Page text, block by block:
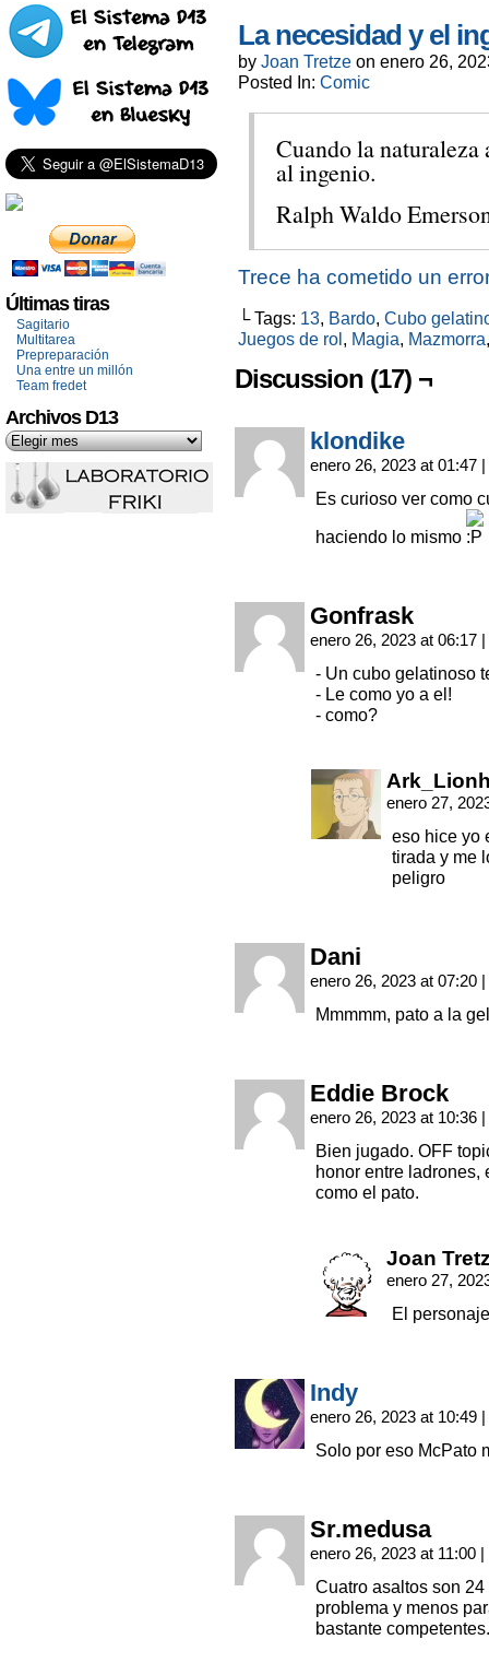
Últimas tiras
Sagitario
Multitarea
Prepreparación
Una entre un millón
Team fredet
Archivos D13
La necesidad y el
by Joan Tretze on enero 26,
Posted In: Comic
Cuando la naturaleza
al ingenio.
Ralph Waldo
Trece ha cometido un
└ Tags: 13, Bardo, Cubo
Juegos de rol, Magia, Mazmorra
Discussion (17) ¬
klondike
enero 26, 2023 at 01:47 |
Es curioso ver como
haciendo lo mismo
Gonfrask
enero 26, 2023 at 06:17 |
- Un cubo gelatinoso
- Le como yo a el!
- como?
enero 27,
eso hice yo
tirada y me
peligro
Dani
enero 26, 2023 at 07:20 |
Mmmmm, pato a la
Eddie Brock
enero 26, 2023 at 10:36 |
Bien jugado. OFF
honor entre ladrones,
como el pato.
Joan
enero 27,
El
Indy
enero 26, 2023 at 10:49 |
Solo por eso McPato
Sr.medusa
enero 26, 2023 at 11:00 |
Cuatro asaltos son
problema y menos
bastante competentes.